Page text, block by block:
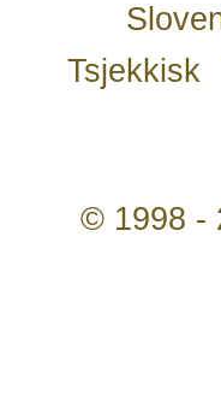
Tsjekkisk
© 1998 -